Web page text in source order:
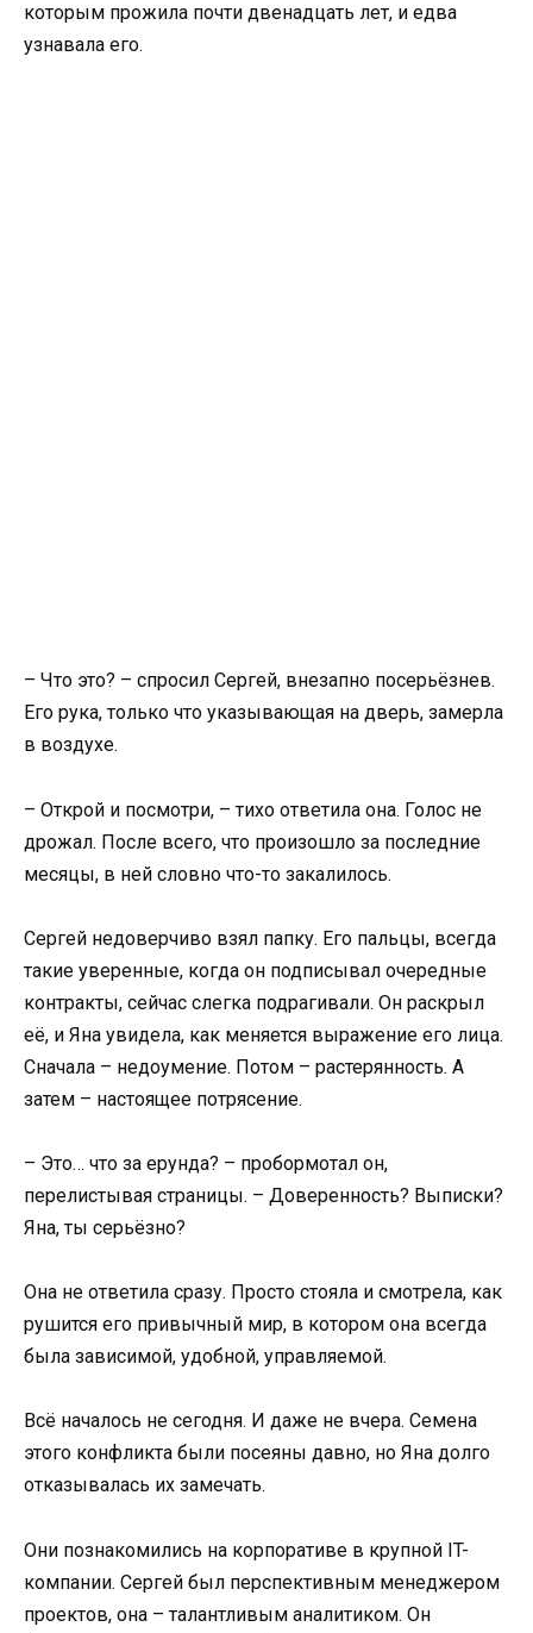
которым прожила почти двенадцать лет, и едва
узнавала его.
– Что это? – спросил Сергей, внезапно посерьёзнев.
Его рука, только что указывающая на дверь, замерла
в воздухе.
– Открой и посмотри, – тихо ответила она. Голос не
дрожал. После всего, что произошло за последние
месяцы, в ней словно что-то закалилось.
Сергей недоверчиво взял папку. Его пальцы, всегда
такие уверенные, когда он подписывал очередные
контракты, сейчас слегка подрагивали. Он раскрыл
её, и Яна увидела, как меняется выражение его лица.
Сначала – недоумение. Потом – растерянность. А
затем – настоящее потрясение.
– Это… что за ерунда? – пробормотал он,
перелистывая страницы. – Доверенность? Выписки?
Яна, ты серьёзно?
Она не ответила сразу. Просто стояла и смотрела, как
рушится его привычный мир, в котором она всегда
была зависимой, удобной, управляемой.
Всё началось не сегодня. И даже не вчера. Семена
этого конфликта были посеяны давно, но Яна долго
отказывалась их замечать.
Они познакомились на корпоративе в крупной IT-
компании. Сергей был перспективным менеджером
проектов, она – талантливым аналитиком. Он